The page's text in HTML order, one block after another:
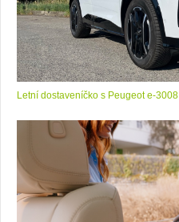
Letní dostaveníčko s Peugeot e-3008